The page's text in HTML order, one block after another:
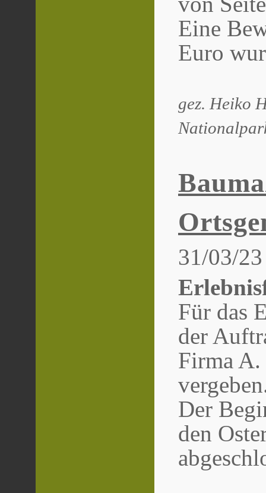
Eine
Euro
gez. Heiko
31/03/
Für das
der
Firma A.
Der
den